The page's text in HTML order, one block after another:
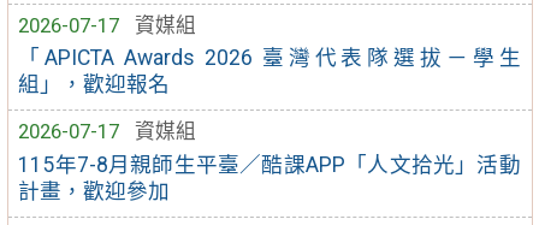
2026-07-17
資媒組
「APICTA Awards 2026 臺灣代表隊選拔－學生
組」，歡迎報名
2026-07-17
資媒組
115年7-8月親師生平臺／酷課APP「人文拾光」活動
計畫，歡迎參加